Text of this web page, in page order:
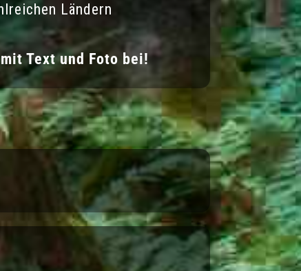
Ländern
Text und Foto bei!